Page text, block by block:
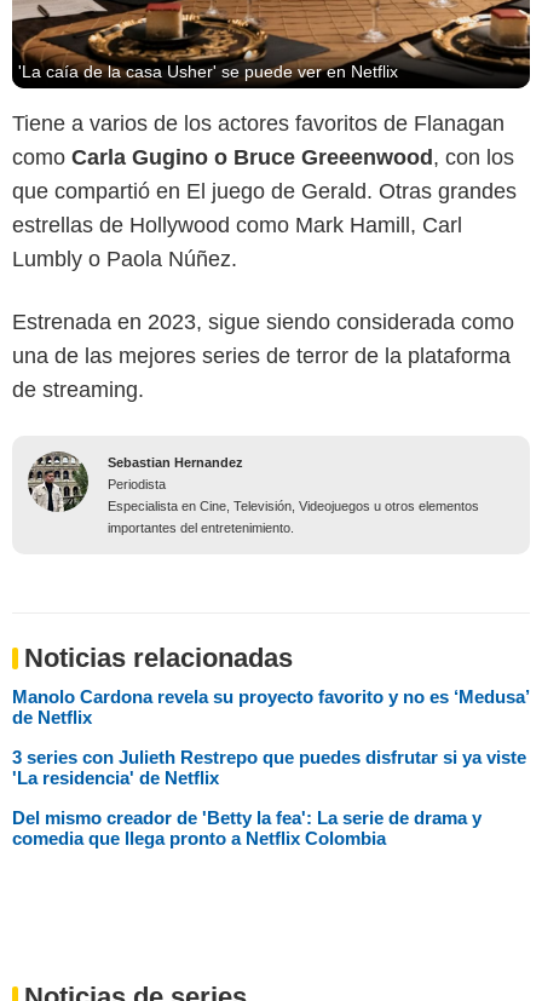
'La caía de la casa Usher' se puede ver en Netflix
Tiene a varios de los actores favoritos de Flanagan
como Carla Gugino o Bruce Greeenwood , con los
que compartió en El juego de Gerald. Otras grandes
estrellas de Hollywood como Mark Hamill, Carl
Lumbly o Paola Núñez.
Estrenada en 2023, sigue siendo considerada como
una de las mejores series de terror de la plataforma
de streaming.
Sebastian Hernandez
Periodista
Especialista en Cine, Televisión, Videojuegos u otros elementos
importantes del entretenimiento.
Noticias relacionadas
Manolo Cardona revela su proyecto favorito y no es ‘Medusa’
de Netflix
3 series con Julieth Restrepo que puedes disfrutar si ya viste
'La residencia' de Netflix
Del mismo creador de 'Betty la fea': La serie de drama y
comedia que llega pronto a Netflix Colombia